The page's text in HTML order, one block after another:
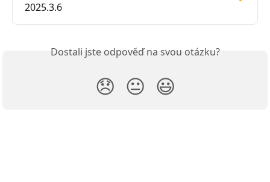
2025.3.6
Dostali jste odpověď na svou otázku?
😞 😐 😃